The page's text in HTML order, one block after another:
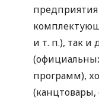
предприятия
и т. п.), так и
программ),
(канцтовары,